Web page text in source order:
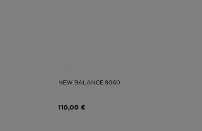
NEW BALANCE 9060
110,00 €